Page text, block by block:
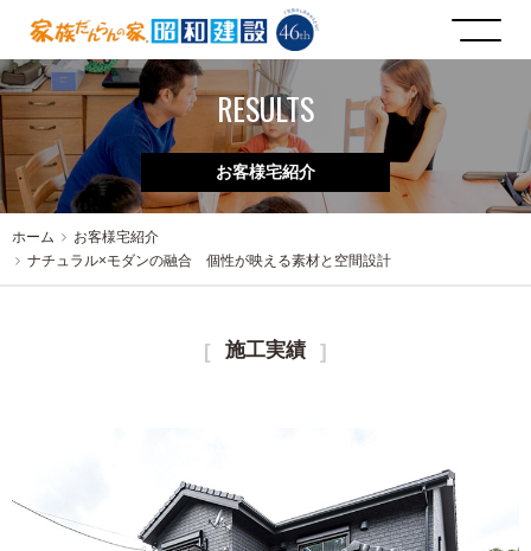
RESULTS
お客様宅紹介
ホーム
お客様宅紹介
ナチュラル×モダンの融合 個性が映える素材と空間設計
施工実績